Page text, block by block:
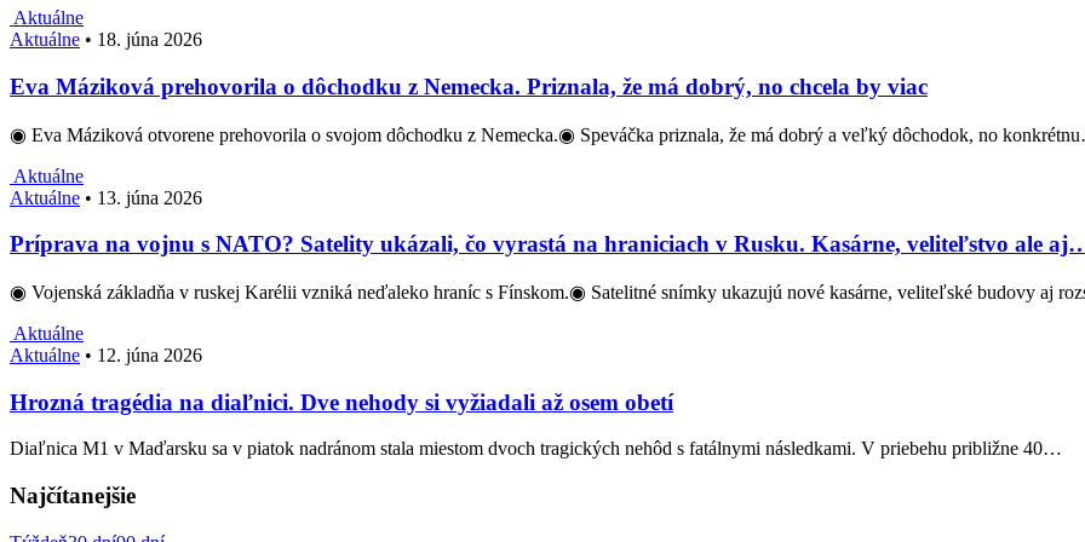
Aktuálne
Aktuálne • 18. júna 2026
Eva Máziková prehovorila o dôchodku z Nemecka. Priznala, že má dobrý, no chcela by viac
◉ Eva Máziková otvorene prehovorila o svojom dôchodku z Nemecka.◉ Speváčka priznala, že má dobrý a veľký dôchodok, no
Aktuálne
Aktuálne • 13. júna 2026
Príprava na vojnu s NATO? Satelity ukázali, čo vyrastá na hraniciach v Rusku. Kasárne, veliteľstvo ale
◉ Vojenská základňa v ruskej Karélii vzniká neďaleko hraníc s Fínskom.◉ Satelitné snímky ukazujú nové kasárne, veliteľské budovy aj
Aktuálne
Aktuálne • 12. júna 2026
Hrozná tragédia na diaľnici. Dve nehody si vyžiadali až osem obetí
Diaľnica M1 v Maďarsku sa v piatok nadránom stala miestom dvoch tragických nehôd s fatálnymi následkami. V priebehu približne 40…
Najčítanejšie